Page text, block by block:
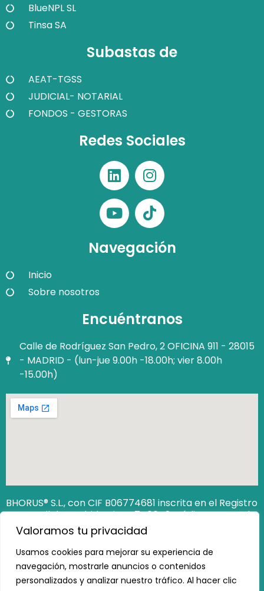
Valoramos tu privacidad
Usamos cookies para mejorar su experiencia de
navegación, mostrarle anuncios o contenidos
personalizados y analizar nuestro tráfico. Al hacer clic
BlueNPL SL
Tinsa SA
Subastas de
AEAT-TGSS
JUDICIAL- NOTARIAL
FONDOS - GESTORAS
Redes Sociales
Navegación
Inicio
Sobre nosotros
Encuéntranos
Calle de Rodríguez San Pedro, 2 OFICINA 911 - 28015
- MADRID - (lun-jue 9.00h -18.00h; vier 8.00h
-15.00h)
BHORUS® S.L., con CIF B06774681 inscrita en el Registro
Mercantil de Madrid Hoja M‐740649. Código Seguro de
Verificación (CSV): 12806538162473100
https://www.registradores.org/csv